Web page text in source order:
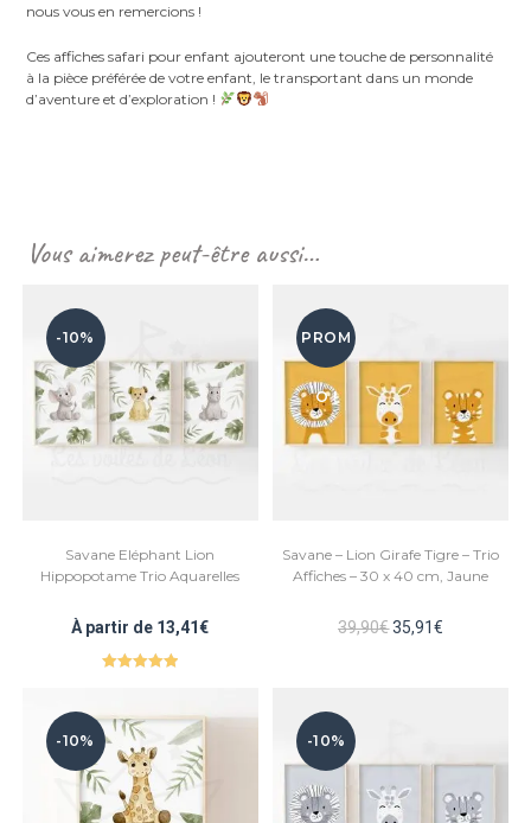
nous vous en remercions !
Ces affiches safari pour enfant ajouteront une touche de personnalité
à la pièce préférée de votre enfant, le transportant dans un monde
d’aventure et d’exploration !
Vous aimerez peut-être aussi…
-10%
Savane Eléphant Lion
Hippopotame Trio Aquarelles
À partir de 13,41€
PROM
O !
Savane – Lion Girafe Tigre – Trio
Affiches – 30 x 40 cm, Jaune
39,90€Le
35,91€
-10% -10%